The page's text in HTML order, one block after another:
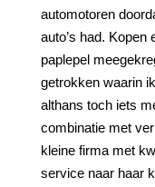
automotoren
auto’s had.
paplepel
getrokken waarin
althans toch iets
combinatie met
kleine firma met
service naar haar